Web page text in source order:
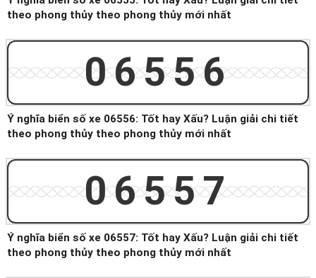
theo phong thủy theo phong thủy mới nhất
06556
Ý nghĩa biển số xe 06556: Tốt hay Xấu? Luận giải chi tiết
theo phong thủy theo phong thủy mới nhất
06557
Ý nghĩa biển số xe 06557: Tốt hay Xấu? Luận giải chi tiết
theo phong thủy theo phong thủy mới nhất